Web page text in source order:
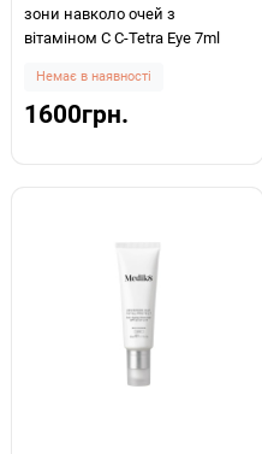
зони навколо очей з
вітаміном С C-Tetra Eye 7ml
Немає в наявності
1600грн.